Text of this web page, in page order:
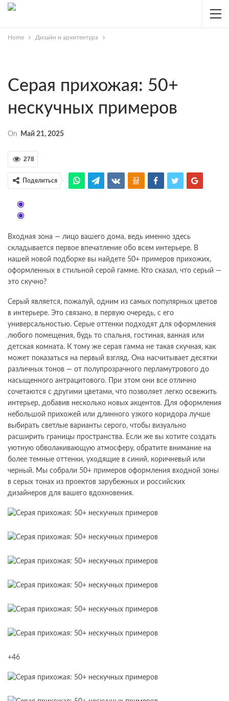
Home Дизайн и архитектура
Серая прихожая: 50+
нескучных примеров
On Май 21, 2025
278
Поделиться
Входная зона — лицо вашего дома, ведь именно здесь
складывается первое впечатление обо всем интерьере. В
нашей новой подборке вы найдете 50+ примеров прихожих,
оформленных в стильной серой гамме. Кто сказал, что серый —
это скучно?
Серый является, пожалуй, одним из самых популярных цветов
в интерьере. Это связано, в первую очередь, с его
универсальностью. Серые оттенки подходят для оформления
любого помещения, будь то спальня, гостиная, ванная или
детская комната. К тому же серая гамма не такая скучная, как
может показаться на первый взгляд. Она насчитывает десятки
различных тонов — от полупрозрачного перламутрового до
насыщенного антрацитового. При этом они все отлично
сочетаются с другими цветами, что позволяет легко освежить
интерьер, добавив несколько новых акцентов. Для оформления
небольшой прихожей или длинного узкого коридора лучше
выбирать светлые варианты серого, чтобы визуально
расширить границы пространства. Если же вы хотите создать
уютную обволакивающую атмосферу, обратите внимание на
более темные оттенки, уходящие в синий, коричневый или
черный. Мы собрали 50+ примеров оформления входной зоны
в серых тонах из проектов зарубежных и российских
дизайнеров для вашего вдохновения.
+46